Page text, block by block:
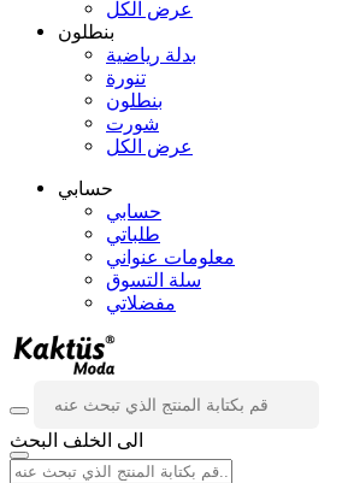
عرض الكل
بنطلون
بدلة رياضية
تنورة
بنطلون
شورت
عرض الكل
حسابي
حسابي
طلباتي
معلومات عنواني
سلة التسوق
مفضلاتي
الى الخلف البحث